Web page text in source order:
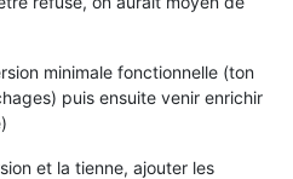
minimale fonctionnelle (ton
puis ensuite venir enrichir
et la tienne, ajouter les